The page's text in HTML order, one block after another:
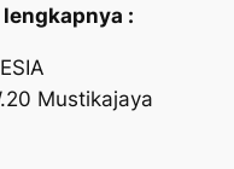
:
Mustikajaya